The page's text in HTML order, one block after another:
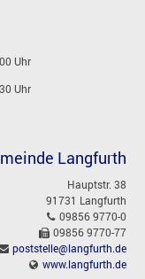
Uhr
Uhr
Langfurth
Hauptstr. 38
91731 Langfurth
09856 9770-0
09856 9770-77
poststelle@langfurth.de
www.langfurth.de